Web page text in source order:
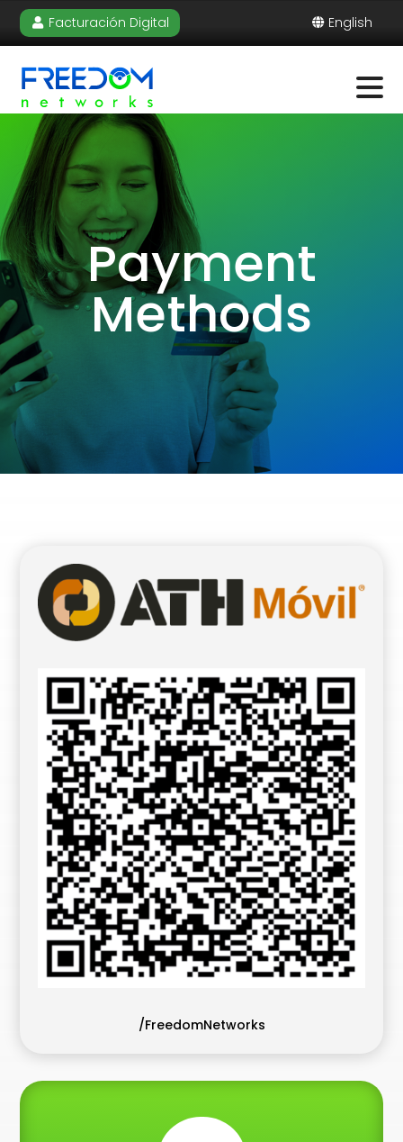
Facturación Digital English
Payment
Methods
/FreedomNetworks